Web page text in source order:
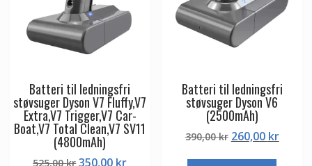
Batteri til ledningsfri
støvsuger Dyson V7 Fluffy,V7
Extra,V7 Trigger,V7 Car-
Boat,V7 Total Clean,V7 SV11
(4800mAh)
525,00krDen
350,00 krDen
Batteri til ledningsfri
støvsuger Dyson V6
(2500mAh)
390,00kr Den
260,00 krDen